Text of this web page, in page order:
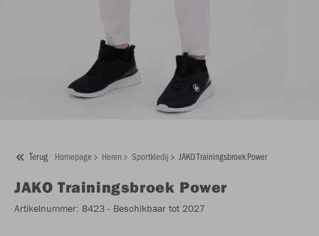
Terug Homepage Heren Sportkledij JAKO Trainingsbroek Power
JAKO Trainingsbroek Power
Artikelnummer: 8423 - Beschikbaar tot 2027